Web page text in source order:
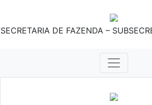
SECRETARIA DE FAZENDA –